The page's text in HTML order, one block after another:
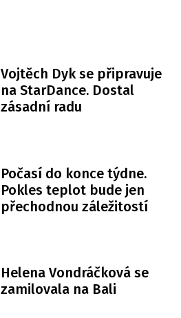
Vojtěch Dyk se připravuje
na StarDance. Dostal
zásadní radu
Počasí do konce týdne.
Pokles teplot bude jen
přechodnou záležitostí
Helena Vondráčková se
zamilovala na Bali